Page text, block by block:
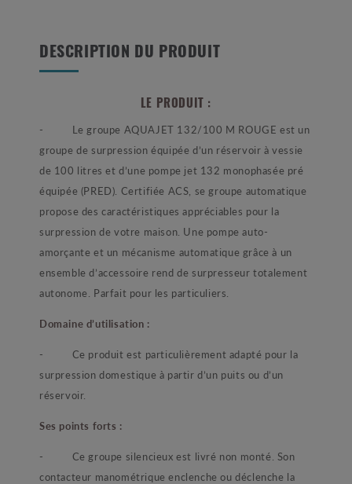
DESCRIPTION DU PRODUIT
LE PRODUIT :
- Le groupe AQUAJET 132/100 M ROUGE est un
groupe de surpression équipée d’un réservoir à vessie
de 100 litres et d’une pompe jet 132 monophasée pré
équipée (PRED). Certifiée ACS, se groupe automatique
propose des caractéristiques appréciables pour la
surpression de votre maison. Une pompe auto-
amorçante et un mécanisme automatique grâce à un
ensemble d’accessoire rend de surpresseur totalement
autonome. Parfait pour les particuliers.
Domaine d’utilisation :
- Ce produit est particulièrement adapté pour la
surpression domestique à partir d’un puits ou d’un
réservoir.
Ses points forts :
- Ce groupe silencieux est livré non monté. Son
contacteur manométrique enclenche ou déclenche la